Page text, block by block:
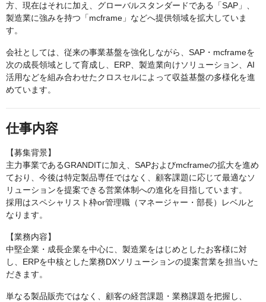
方、現在はそれに加え、グローバルスタンダードである「SAP」、
製造業に強みを持つ「mcframe」などへ提供領域を拡大していま
す。
会社としては、従来の事業基盤を強化しながら、SAP・mcframeを
次の成長領域として育成し、ERP、製造業向けソリューション、AI
活用などを組み合わせたクロスセルによって収益基盤の多様化を進
めています。
仕事内容
【募集背景】
主力事業であるGRANDITに加え、SAPおよびmcframeの拡大を進め
ており、今後は特定製品専任ではなく、顧客課題に応じて最適なソ
リューションを提案できる営業体制への進化を目指しています。
採用はスペシャリスト枠or管理職（マネージャー・部長）レベルと
なります。
【業務内容】
中堅企業・成長企業を中心に、製造業をはじめとしたお客様に対
し、ERPを中核とした業務DXソリューションの提案営業を担当いた
だきます。
単なる製品販売ではなく、顧客の経営課題・業務課題を把握し、